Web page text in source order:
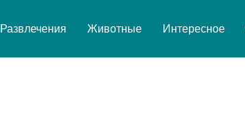
Развлечения Животные Интересное